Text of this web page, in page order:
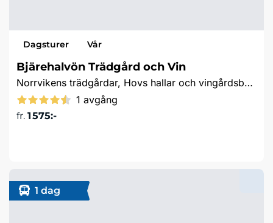
Dagsturer Vår
Bjärehalvön Trädgård och Vin
Norrvikens trädgårdar, Hovs hallar och vingårdsbesök
1 avgång
fr. 1 575:-
1 dag